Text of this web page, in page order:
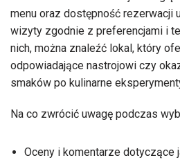
menu oraz dostępność rezerwacji
wizyty zgodnie z preferencjami i
nich, można znaleźć lokal, który
odpowiadające nastrojowi czy
smaków po kulinarne
Na co zwrócić uwagę podczas
Oceny i komentarze dotyczące